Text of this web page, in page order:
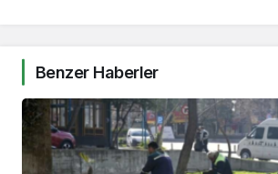
Benzer Haberler